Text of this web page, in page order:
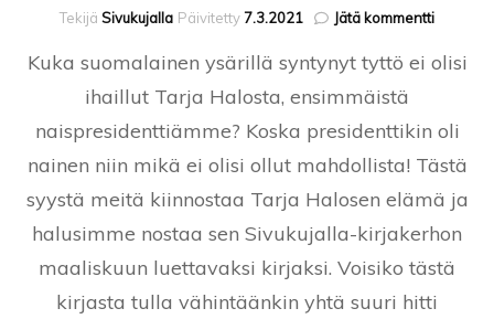
Tekijä Sivukujalla Päivitetty7.3.2021 Jätä kommentti
–
aktivistin
tarina
Katri
Kuka suomalainen ysärillä syntynyt tyttö ei olisi
ihaillut Tarja Halosta, ensimmäistä
naispresidenttiämme? Koska presidenttikin oli
nainen niin mikä ei olisi ollut mahdollista! Tästä
syystä meitä kiinnostaa Tarja Halosen elämä ja
halusimme nostaa sen Sivukujalla-kirjakerhon
maaliskuun luettavaksi kirjaksi. Voisiko tästä
kirjasta tulla vähintäänkin yhtä suuri hitti